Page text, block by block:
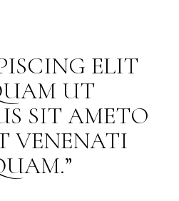
ELIT
UT
SIT AMETO
VENENATI